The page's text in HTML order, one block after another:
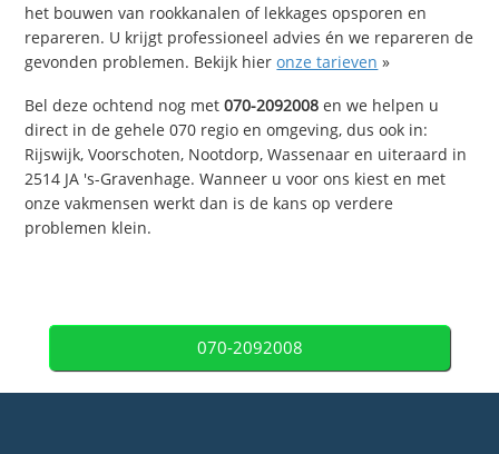
het bouwen van rookkanalen of lekkages opsporen en
repareren. U krijgt professioneel advies én we repareren de
gevonden problemen. Bekijk hieronze tarieven »
Bel deze ochtend nog met070-2092008 en we helpen u
direct in de gehele 070 regio en omgeving, dus ook in:
Rijswijk, Voorschoten, Nootdorp, Wassenaar en uiteraard in
2514 JA 's-Gravenhage. Wanneer u voor ons kiest en met
onze vakmensen werkt dan is de kans op verdere
problemen klein.
070-2092008